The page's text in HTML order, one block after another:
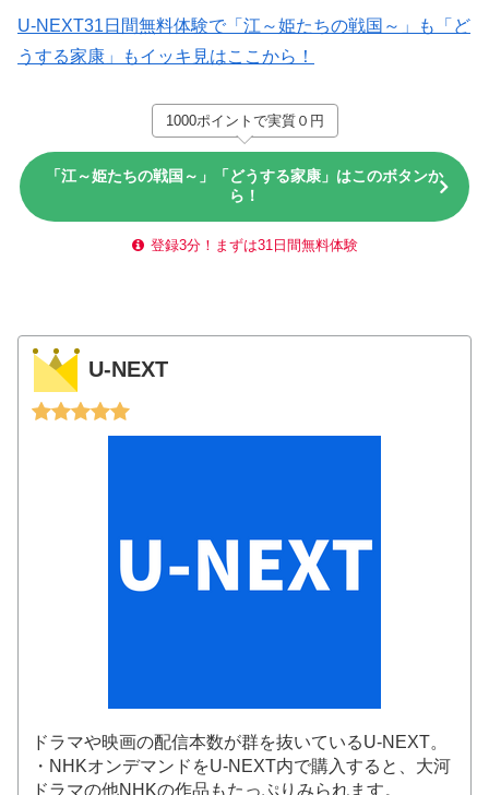
U-NEXT31日間無料体験で「江～姫たちの戦国～」も「ど
うする家康」もイッキ見はここから！
1000ポイントで実質０円
「江～姫たちの戦国～」「どうする家康」はこのボタンか
ら！
登録3分！まずは31日間無料体験
U-NEXT
ドラマや映画の配信本数が群を抜いているU-NEXT。
・NHKオンデマンドをU-NEXT内で購入すると、大河
ドラマの他NHKの作品もたっぷりみられます。